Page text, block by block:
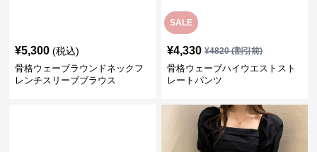
¥5,300 (税込)
骨格ウェーブラウンドネックフ
レンチスリーブブラウス
SALE
¥4,330 ¥4820(割引前)
骨格ウェーブハイウエストスト
レートパンツ